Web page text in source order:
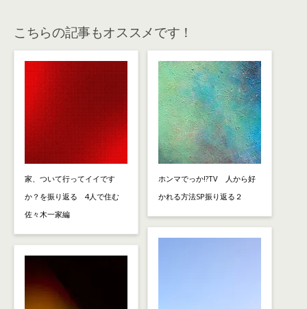
こちらの記事もオススメです！
家、ついて行ってイイです
か？を振り返る 4人で住む
佐々木一家編
ホンマでっか!?TV 人から好
かれる方法SP振り返る２